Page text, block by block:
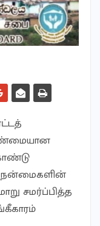
நன்மைகளின்
சமர்ப்பித்த